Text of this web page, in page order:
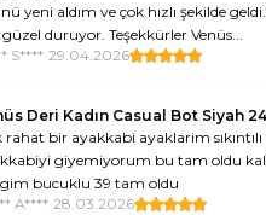
yeni aldım ve çok hızlı şekilde
duruyor. Teşekkürler Venüs...
S**** 29.04.2026
Deri Kadın Casual Bot Siyah
rahat bir ayakkabi ayaklarim
giyemiyorum bu tam oldu
bucuklu 39 tam oldu
A**** 28.03.2026